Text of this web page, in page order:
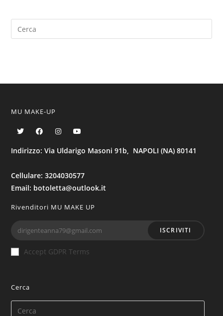
MU MAKE-UP
Indirizzo: Via Uldarigo Masoni 91b, NAPOLI (NA) 80141
Cellulare: 3204030577
Email: botoletta@outlook.it
Rivenditori MU MAKE UP
ISCRIVITI
Accept GDPR Terms
Cerca